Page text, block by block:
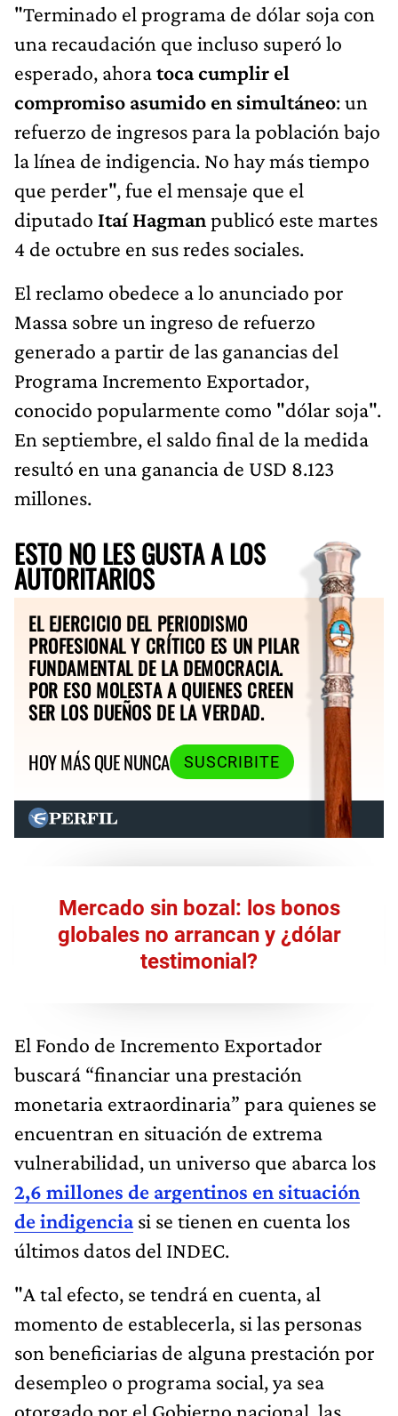
"Terminado el programa de dólar soja con
una recaudación que incluso superó lo
esperado, ahoratoca cumplir el
compromiso asumido en simultáneo: un
refuerzo de ingresos para la población bajo
la línea de indigencia. No hay más tiempo
que perder", fue el mensaje que el
diputado Itaí Hagmanpublicó este martes
4 de octubre en sus redes sociales.
El reclamo obedece a lo anunciado por
Massa sobre un ingreso de refuerzo
generado a partir de las ganancias del
Programa Incremento Exportador,
conocido popularmente como "dólar soja".
En septiembre, el saldo final de la medida
resultó en una ganancia de USD 8.123
millones.
ESTO NO LES GUSTA A LOS
AUTORITARIOS
EL EJERCICIO DEL PERIODISMO
PROFESIONAL Y CRÍTICO ES UN PILAR
FUNDAMENTAL DE LA DEMOCRACIA.
POR ESO MOLESTA A QUIENES CREEN
SER LOS DUEÑOS DE LA VERDAD.
HOY MÁS QUE NUNCA
SUSCRIBITE
Mercado sin bozal: los bonos
globales no arrancan y ¿dólar
testimonial?
El Fondo de Incremento Exportador
buscará “financiar una prestación
monetaria extraordinaria” para quienes se
encuentran en situación de extrema
vulnerabilidad, un universo que abarca los
2,6 millones de argentinos en situación
de indigenciasi se tienen en cuenta los
últimos datos del INDEC.
"A tal efecto, se tendrá en cuenta, al
momento de establecerla, si las personas
son beneficiarias de alguna prestación por
desempleo o programa social, ya sea
otorgado por el Gobierno nacional, las